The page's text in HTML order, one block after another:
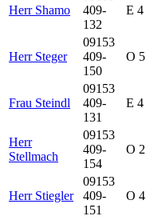
Herr Shamo
409-
132
E 4
Herr Steger
09153
409-
150
O 5
Frau Steindl
09153
409-
131
E 4
Herr
Stellmach
09153
409-
154
O 2
Herr Stiegler
09153
409-
151
O 4